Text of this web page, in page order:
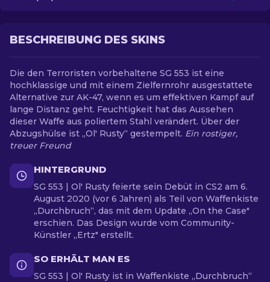
BESCHREIBUNG DES SKINS
Die den Terroristen vorbehaltene SG 553 ist eine
hochklassige und mit einem Zielfernrohr ausgestattete
Alternative zur AK-47, wenn es um effektiven Kampf auf
lange Distanz geht. Feuchtigkeit hat das Aussehen
dieser Waffe aus poliertem Stahl verändert. Über der
Abzugshülse ist „Ol' Rusty“ gestempelt. Ein rostiger,
treuer Freund
HINTERGRUND
SG 553 | Ol' Rusty feierte sein Debüt in CS2 am 6.
August 2020 (vor 6 Jahren) als Teil von Waffenkiste
„Durchbruch“, das mit dem Update „On the Case"
erschien. Das Design wurde vom Community-
Künstler „Ertz" erstellt.
SO ERHÄLT MAN ES
SG 553 | Ol' Rusty ist in Waffenkiste „Durchbruch“